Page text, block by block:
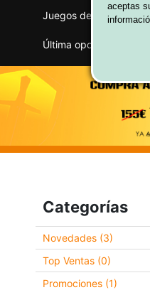
Juegos de cartas
Última oportunidad
Categorías
Novedades (3)
Top Ventas (0)
Promociones (1)
aceptas